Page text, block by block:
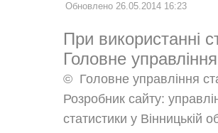
Обновлено 26.05.2014 16:23
При використанні
Головне
© Головне управління
Розробник сайту:
статистики у Вінницькій